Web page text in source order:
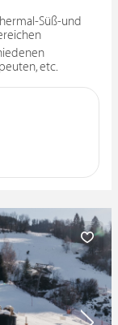
Süß-und
etc.